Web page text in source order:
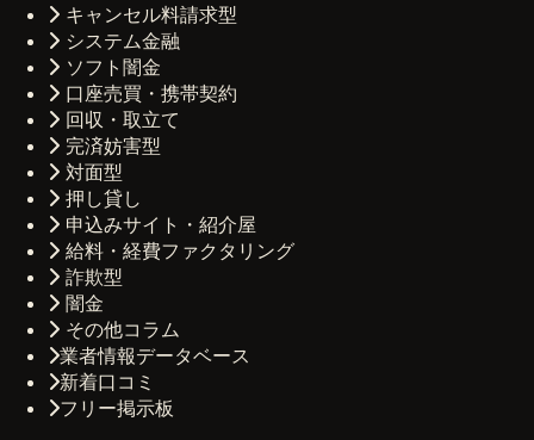
キャンセル料請求型
システム金融
ソフト闇金
口座売買・携帯契約
回収・取立て
完済妨害型
対面型
押し貸し
申込みサイト・紹介屋
給料・経費ファクタリング
詐欺型
闇金
その他コラム
業者情報データベース
新着口コミ
フリー掲示板